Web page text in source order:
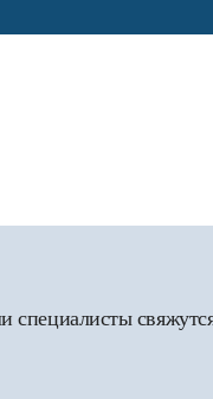
специалисты